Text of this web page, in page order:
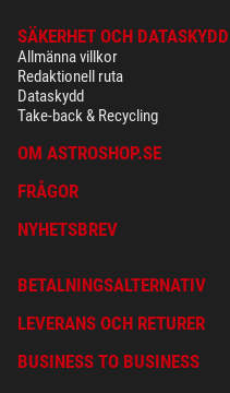
SÄKERHET OCH DATASKYDD
Allmänna villkor
Redaktionell ruta
Dataskydd
Take-back & Recycling
OM ASTROSHOP.SE
FRÅGOR
NYHETSBREV
BETALNINGSALTERNATIV
LEVERANS OCH RETURER
BUSINESS TO BUSINESS